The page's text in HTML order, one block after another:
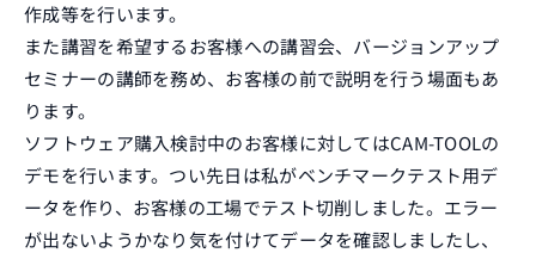
作成等を行います。
また講習を希望するお客様への講習会、バージョンアップ
セミナーの講師を務め、お客様の前で説明を行う場面もあ
ります。
ソフトウェア購入検討中のお客様に対してはCAM-TOOLの
デモを行います。つい先日は私がベンチマークテスト用デ
ータを作り、お客様の工場でテスト切削しました。エラー
が出ないようかなり気を付けてデータを確認しましたし、